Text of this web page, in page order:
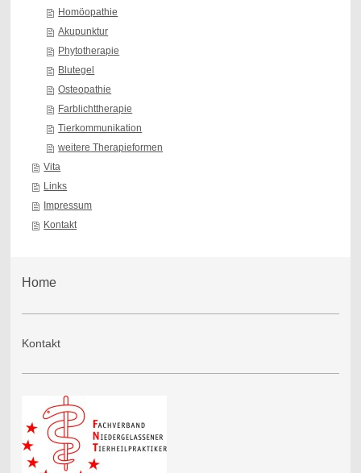
Homöopathie
Akupunktur
Phytotherapie
Blutegel
Osteopathie
Farblichttherapie
Tierkommunikation
weitere Therapieformen
Vita
Links
Impressum
Kontakt
Home
Kontakt